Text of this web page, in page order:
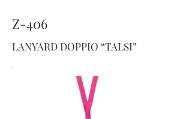
Z-406
LANYARD DOPPIO “TALSI”